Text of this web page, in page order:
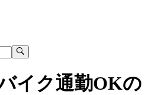
イク通勤OKの